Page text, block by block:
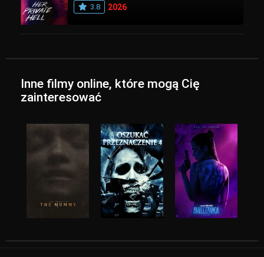
3.8 2026
Inne filmy online, które mogą Cię
zainteresować